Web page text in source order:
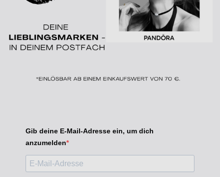
Gib deine E-Mail-Adresse ein, um dich
anzumelden